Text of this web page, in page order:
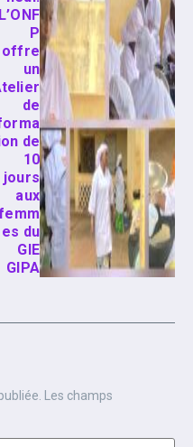
L’ONF
P
offre
un
de
de
10
jours
aux
es du
GIE
GIPA
Les champs